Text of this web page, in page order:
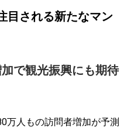
目される新たなマン
で観光振興にも期待
万人もの訪問者増加が予測